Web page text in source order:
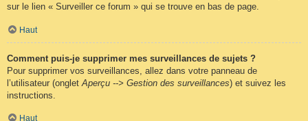
sur le lien « Surveiller ce forum » qui se trouve en bas de page.
Haut
Comment puis-je supprimer mes surveillances de sujets ?
Pour supprimer vos surveillances, allez dans votre panneau de
l’utilisateur (onglet Aperçu --> Gestion des surveillances) et suivez les
instructions.
Haut